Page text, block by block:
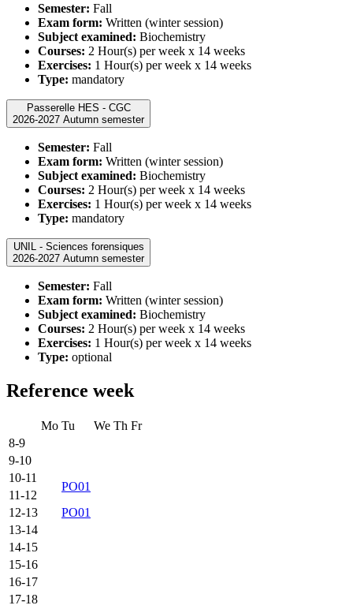
Semester: Fall
Exam form: Written (winter session)
Subject examined: Biochemistry
Courses: 2 Hour(s) per week x 14 weeks
Exercises: 1 Hour(s) per week x 14 weeks
Type: mandatory
Passerelle HES - CGC
2026-2027 Autumn semester
Semester: Fall
Exam form: Written (winter session)
Subject examined: Biochemistry
Courses: 2 Hour(s) per week x 14 weeks
Exercises: 1 Hour(s) per week x 14 weeks
Type: mandatory
UNIL - Sciences forensiques
2026-2027 Autumn semester
Semester: Fall
Exam form: Written (winter session)
Subject examined: Biochemistry
Courses: 2 Hour(s) per week x 14 weeks
Exercises: 1 Hour(s) per week x 14 weeks
Type: optional
Reference week
Mo Tu We Th Fr
8-9
9-10
10-11
PO01
11-12
12-13
PO01
13-14
14-15
15-16
16-17
17-18